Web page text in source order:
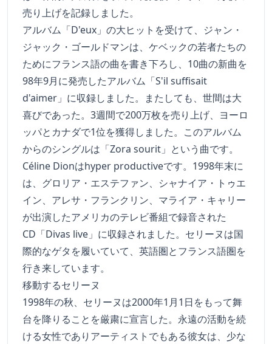
売り上げを記録しました。
アルバム「D'eux」の大ヒットを受けて、ジャン・
ジャック・ゴールドマンは、ケベックの若者たちの
ためにフランス語の曲を書き下ろし、10曲の新曲を
98年9月に発売したアルバム「S'il suffisait
d'aimer」に収録しました。またしても、世間は大
喜びであった。3週間で200万枚を売り上げ、ヨーロ
ッパとカナダで1位を獲得しました。このアルバム
からのシングルは「Zora sourit」という曲です。
Céline Dionはhyper productiveです。1998年末に
は、グロリア・エステファン、シャナイア・トゥエ
イン、アレサ・フランクリン、マライア・キャリー
が出演したアメリカのテレビ番組で録音された
CD「Divas live」に収録されました。セリーヌは国
際的なゲタを履いていて、英語圏とフランス語圏を
行き来しています。
移動するセリーヌ
1998年の秋、セリーヌは2000年1月1日をもって舞
台を降りることを厳粛に宣言した。永遠の活動を続
ける女性でありアーティストでもある彼女は、少な